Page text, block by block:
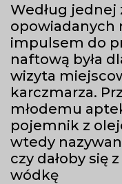
Według jednej
opowiadanych
impulsem do
naftową była
wizyta
karczmarza.
młodemu
pojemnik z
wtedy
czy dałoby się
wódkę